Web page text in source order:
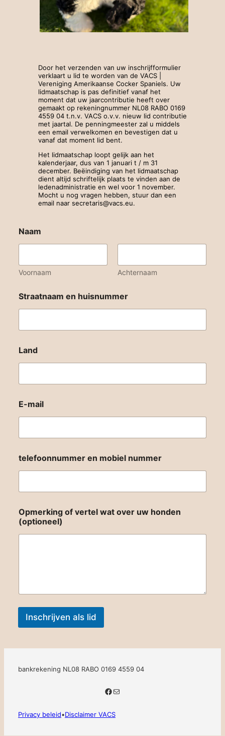
Door het verzenden van uw inschrijfformulier
verklaart u lid te worden van de VACS |
Vereniging Amerikaanse Cocker Spaniels. Uw
lidmaatschap is pas definitief vanaf het
moment dat uw jaarcontributie heeft over
gemaakt op rekeningnummer NL08 RABO 0169
4559 04 t.n.v. VACS o.v.v. nieuw lid contributie
met jaartal. De penningmeester zal u middels
een email verwelkomen en bevestigen dat u
vanaf dat moment lid bent.
Het lidmaatschap loopt gelijk aan het
kalenderjaar, dus van 1 januari t / m 31
december. Beëindiging van het lidmaatschap
dient altijd schriftelijk plaats te vinden aan de
ledenadministratie en wel voor 1 november.
Mocht u nog vragen hebben, stuur dan een
email naar secretaris@vacs.eu.
Naam
Voornaam Achternaam
Straatnaam en huisnummer
Land
a
n
N
a
a
E-mail
telefoonnummer en mobiel nummer
Opmerking of vertel wat over uw honden
(optioneel)
Inschrijven als lid
bankrekening NL08 RABO 0169 4559 04
Facebook E-mail
Privacy beleid•Disclaimer VACS